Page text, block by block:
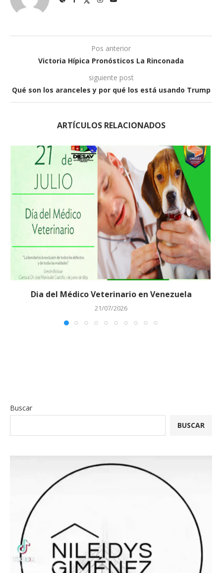
Pos anterior
Victoria Hípica Pronósticos La Rinconada
siguiente post
Qué son los aranceles y por qué los está usando Trump
ARTÍCULOS RELACIONADOS
Dia del Médico Veterinario en Venezuela
21/07/2026
Buscar
BUSCAR